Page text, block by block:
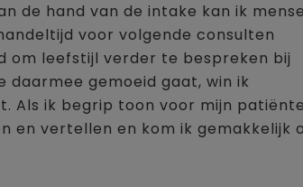
de hand van de intake kan ik
voor volgende consulten
om leefstijl verder te bespreken bij
daarmee gemoeid gaat, win ik
Als ik begrip toon voor mijn
en vertellen en kom ik gemakkelijk